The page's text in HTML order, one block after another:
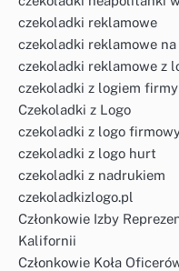
czekoladki reklamowe
czekoladki reklamowe
czekoladki reklamowe z
czekoladki z logiem firmy
Czekoladki z Logo
czekoladki z logo
czekoladki z logo hurt
czekoladki z nadrukiem
czekoladkizlogo.pl
Członkowie Izby
Kalifornii
Członkowie Koła